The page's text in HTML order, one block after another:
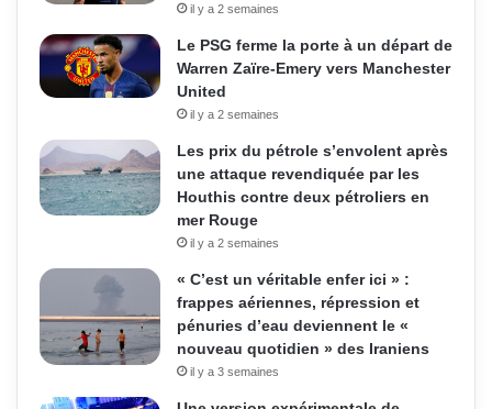
il y a 2 semaines
Le PSG ferme la porte à un départ de
Warren Zaïre-Emery vers Manchester
United
il y a 2 semaines
Les prix du pétrole s’envolent après
une attaque revendiquée par les
Houthis contre deux pétroliers en
mer Rouge
il y a 2 semaines
« C’est un véritable enfer ici » :
frappes aériennes, répression et
pénuries d’eau deviennent le «
nouveau quotidien » des Iraniens
il y a 3 semaines